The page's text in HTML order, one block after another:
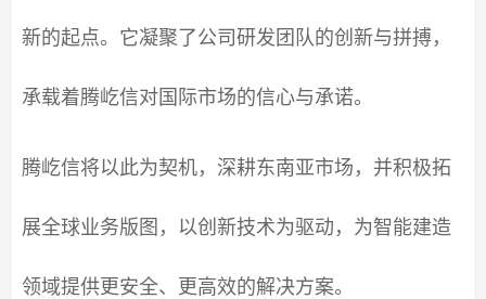
新的起点。它凝聚了公司研发团队的创新与拼搏，
承载着腾屹信对国际市场的信心与承诺。
腾屹信将以此为契机，深耕东南亚市场，并积极拓
展全球业务版图，以创新技术为驱动，为智能建造
领域提供更安全、更高效的解决方案。